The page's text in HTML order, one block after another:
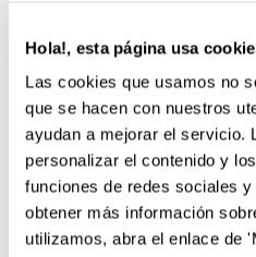
Hola!, esta página usa
Las cookies que usamos no
que se hacen con nuestros
ayudan a mejorar el servicio.
personalizar el contenido y
funciones de redes sociales
obtener más información
utilizamos, abra el enlace de
Garantía de 2 años.
Servicio postventa en
cliente.
Estuche de cocinero de color
Vacío, para 10 piezas y
Resistente al desgarro y a